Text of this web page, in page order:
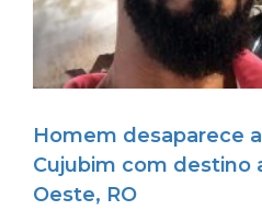
Homem desaparece
Cujubim com destino
Oeste, RO